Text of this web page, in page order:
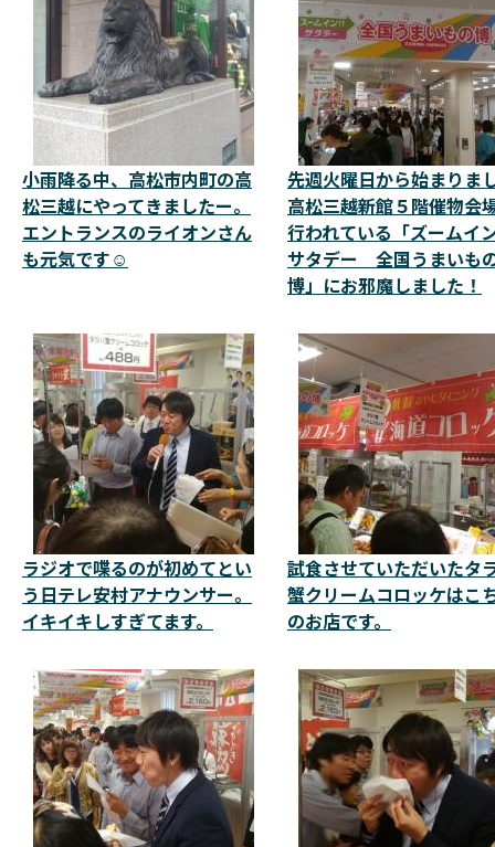
小雨降る中、高松市内町の高
松三越にやってきましたー。
エントランスのライオンさん
も元気です☺️
先週火曜日から始まりま
高松三越新館５階催物会
行われている「ズームイ
サタデー 全国うまいも
博」にお邪魔しました！
ラジオで喋るのが初めてとい
う日テレ安村アナウンサー。
イキイキしすぎてます。
試食させていただいたタ
蟹クリームコロッケはこ
のお店です。